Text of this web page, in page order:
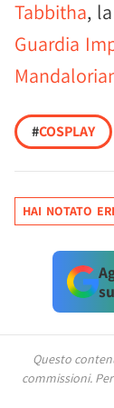
Tabbitha, la
Guardia
#COSPLAY
HAI NOTATO
Questo
commissioni.